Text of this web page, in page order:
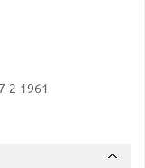
2-1961